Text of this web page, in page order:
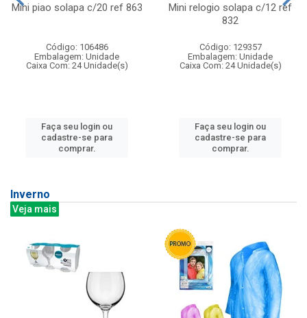
Mini piao solapa c/20 ref 863
Código: 106486
Embalagem: Unidade
Caixa Com: 24 Unidade(s)
Faça seu login ou
cadastre-se para
comprar.
Mini relogio solapa c/12 ref
832
Código: 129357
Embalagem: Unidade
Caixa Com: 24 Unidade(s)
Faça seu login ou
cadastre-se para
comprar.
Inverno
Veja mais